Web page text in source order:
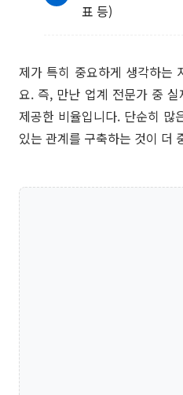
표 등)
제가 특히 중요하게 생각하는
요. 즉, 만난 업계 전문가 중
제공한 비율입니다. 단순히 많
있는 관계를 구축하는 것이 더